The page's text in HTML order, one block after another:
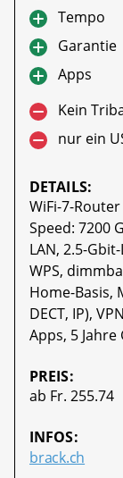
Tempo
Garantie
Apps
Kein
nur ein
DETAILS:
WiFi-7-
Speed: 7200
LAN, 2.5-
WPS,
Home-Basis,
DECT, IP),
Apps, 5
PREIS:
ab Fr. 255.74
INFOS:
brack.ch